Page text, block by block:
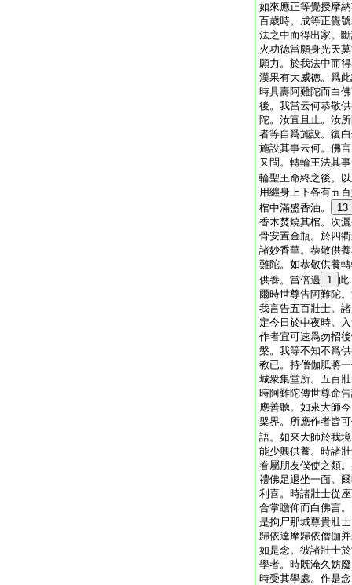
如來應正等覺授摩
百歳時。成等正覺
法之中而得出家。
火功徳當願身光天
願力。於我法中而
漢果有大威徳。爲
時具壽阿難陀而白
後。我當云何恭敬
陀。汝宜且止。汝
者等自爲施設。復
施設其事云何。佛
又問。轉輪王法其
輪聖王命終之後。
用纒身上下各有五
棺中滿盛香油。
13
香木焚燒其棺。次
骨安置金瓶。於四
諸妙香華。恭敬供
難陀。如恭敬供養
供養。當倍過
1 此
爾時世尊告阿難陀
我言告五百壯士。
定今日於中夜時。
作者宜可速爲勿招
槃。我等不知不爲
教已。持僧伽胝將
城衆集堂所。五百
時阿難陀傳世尊命
應善聽。如來大師
槃界。所應作者皆
語。如來大師於我
能少興供養。時諸
眷屬朋友僕使之類
禮佛足退坐一面。
利喜。時諸壯士從
合掌瞻仰而白佛言
是拘尸那城尊貴壯
歸依達摩歸依僧伽
如是念。彼諸壯士
學者。時既淹久妨
時受其學處。作是